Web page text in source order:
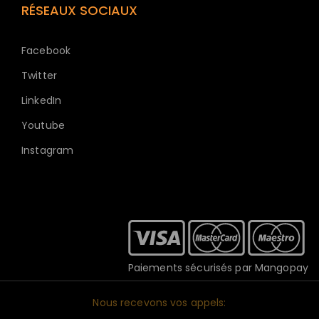
RÉSEAUX SOCIAUX
Facebook
Twitter
LinkedIn
Youtube
Instagram
Paiements sécurisés par Mangopay
Nous recevons vos appels: